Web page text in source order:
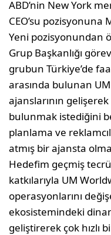
ABD’nin New York
CEO’su
Yeni pozisyonundan
Grup Başkanlığı
grubun Türkiye’de
arasında bulunan
ajanslarının
bulunmak istediğini
planlama ve
atmış bir ajansta
Hedefim geçmiş
katkılarıyla UM
operasyonlarını
ekosistemindeki
geliştirerek çok hızlı